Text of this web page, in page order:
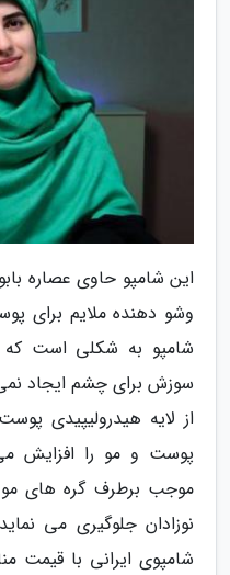
این شامپو حاوی عصاره
وشو دهنده ملایم برای
شامپو به شکلی است
سوزش برای چشم ایجاد
از لایه هیدرولیپیدی
پوست و مو را افزایش
موجب برطرف گره های
نوزادان جلوگیری می
شامپوی ایرانی با قیمت